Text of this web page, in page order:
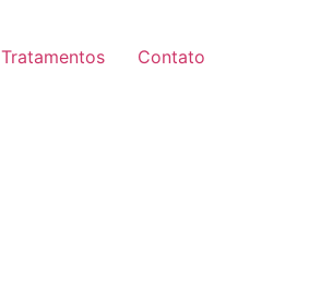
Tratamentos Contato